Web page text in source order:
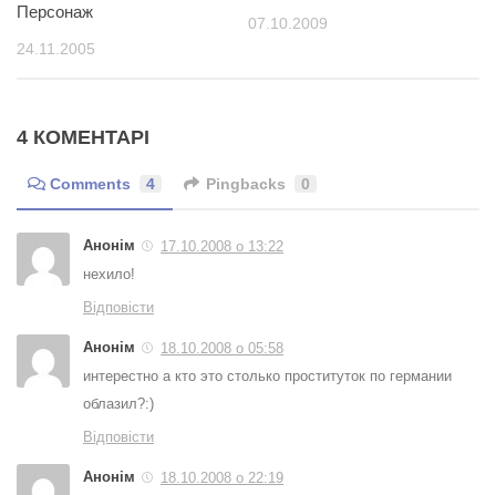
Персонаж
24.11.2005
07.10.2009
4 КОМЕНТАРІ
Comments 4 Pingbacks 0
Анонім
17.10.2008 о 13:22
нехило!
Відповісти
Анонім
18.10.2008 о 05:58
интерестно а кто это столько проституток по германии
облазил?:)
Відповісти
Анонім
18.10.2008 о 22:19